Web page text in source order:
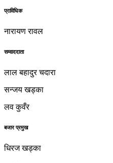
प्राविधिक
नारायण रावल
सम्वाददाता
लाल बहादुर चदारा
सन्जय खड्का
लव कुवँर
बजार प्रमुख
धिरज खड्का